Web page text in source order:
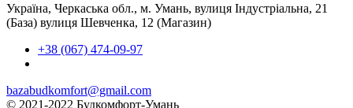
Україна, Черкаська обл., м. Умань, вулиця Індустріальна, 21
(База) вулиця Шевченка, 12 (Магазин)
+38 (067) 474-09-97
bazabudkomfort@gmail.com
© 2021-2022 Будкомфорт-Умань